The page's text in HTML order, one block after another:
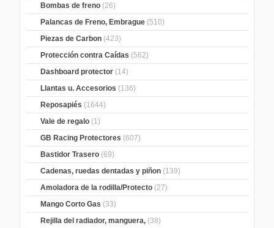
Bombas de freno (26)
Palancas de Freno, Embrague (510)
Piezas de Carbon (423)
Protección contra Caídas (562)
Dashboard protector (14)
Llantas u. Accesorios (136)
Reposapiés (1644)
Vale de regalo (1)
GB Racing Protectores (607)
Bastidor Trasero (69)
Cadenas, ruedas dentadas y piñon (139)
Amoladora de la rodilla/Protecto (27)
Mango Corto Gas (33)
Rejilla del radiador, manguera, (38)